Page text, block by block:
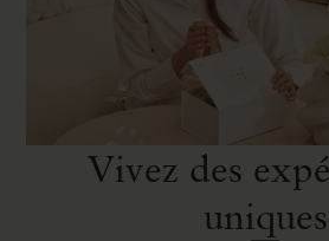
Vivez des
uniques